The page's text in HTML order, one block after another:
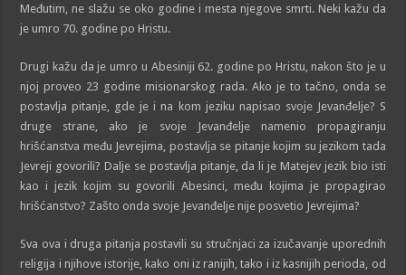
Međutim, ne slažu se oko godine i mesta njegove smrti. Neki kažu da
je umro 70. godine po Hristu.
Drugi kažu da je umro u Abesiniji 62. godine po Hristu, nakon što je u
njoj proveo 23 godine misionarskog rada. Ako je to tačno, onda se
postavlja pitanje, gde je i na kom jeziku napisao svoje Jevanđelje? S
druge strane, ako je svoje Jevanđelje namenio propagiranju
hrišćanstva među Jevrejima, postavlja se pitanje kojim su jezikom tada
Jevreji govorili? Dalje se postavlja pitanje, da li je Matejev jezik bio isti
kao i jezik kojim su govorili Abesinci, među kojima je propagirao
hrišćanstvo? Zašto onda svoje Jevanđelje nije posvetio Jevrejima?
Sva ova i druga pitanja postavili su stručnjaci za izučavanje uporednih
religija i njihove istorije, kako oni iz ranijih, tako i iz kasnijih perioda, od